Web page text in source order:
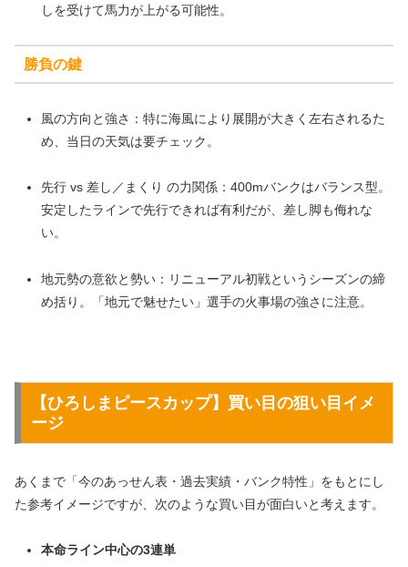
しを受けて馬力が上がる可能性。
勝負の鍵
風の方向と強さ：特に海風により展開が大きく左右されるた
め、当日の天気は要チェック。
先行 vs 差し／まくり の力関係：400mバンクはバランス型。
安定したラインで先行できれば有利だが、差し脚も侮れな
い。
地元勢の意欲と勢い：リニューアル初戦というシーズンの締
め括り。「地元で魅せたい」選手の火事場の強さに注意。
【ひろしまピースカップ】買い目の狙い目イメ
ージ
あくまで「今のあっせん表・過去実績・バンク特性」をもとにし
た参考イメージですが、次のような買い目が面白いと考えます。
本命ライン中心の3連単